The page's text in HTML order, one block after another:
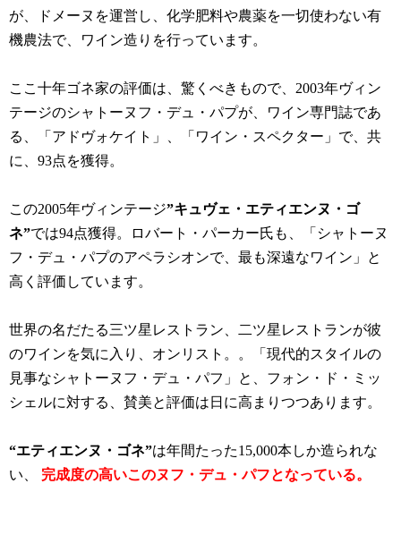
が、ドメーヌを運営し、化学肥料や農薬を一切使わない有
機農法で、ワイン造りを行っています。
ここ十年ゴネ家の評価は、驚くべきもので、2003年ヴィン
テージのシャトーヌフ・デュ・パプが、ワイン専門誌であ
る、「アドヴォケイト」、「ワイン・スペクター」で、共
に、93点を獲得。
この2005年ヴィンテージ”キュヴェ・エティエンヌ・ゴ
ネ”では94点獲得。ロバート・パーカー氏も、「シャトーヌ
フ・デュ・パプのアペラシオンで、最も深遠なワイン」と
高く評価しています。
世界の名だたる三ツ星レストラン、二ツ星レストランが彼
のワインを気に入り、オンリスト。。「現代的スタイルの
見事なシャトーヌフ・デュ・パフ」と、フォン・ド・ミッ
シェルに対する、賛美と評価は日に高まりつつあります。
“エティエンヌ・ゴネ”は年間たった15,000本しか造られな
い、
完成度の高いこのヌフ・デュ・パフとなっている。